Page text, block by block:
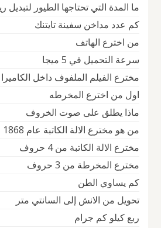
ما المدة التي تحتاجها الطيور لتبديل
كم عدد مداخن سفينة تايتنك
من اخترع الهاتف
سرعة التحميل في 5 ميجا
مخترع الفيلم الملفوف داخل الكاميرا
اول من اخترع المخرطه
ماذا يطلق على صوت الخروف
من هو مخترع الالة الكاتبة عام 1868
مخترع الالة الكاتبة من 4 حروف
مخترع المخرطة من 3 حروف
كم يساوي الطن
تحويل من الانش إلى السانتي متر
ربع كيلو كم جرام